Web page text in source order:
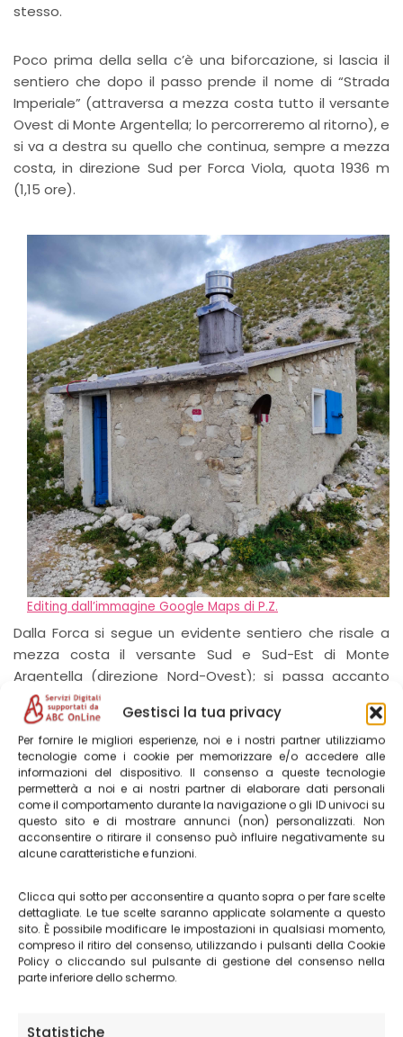
Gestisci la tua privacy
Per fornire le migliori esperienze, noi e i nostri partner utilizziamo
tecnologie come i cookie per memorizzare e/o accedere alle
informazioni del dispositivo. Il consenso a queste tecnologie
permetterà a noi e ai nostri partner di elaborare dati personali
come il comportamento durante la navigazione o gli ID univoci su
questo sito e di mostrare annunci (non) personalizzati. Non
acconsentire o ritirare il consenso può influire negativamente su
alcune caratteristiche e funzioni.
Clicca qui sotto per acconsentire a quanto sopra o per fare scelte
dettagliate. Le tue scelte saranno applicate solamente a questo
sito. È possibile modificare le impostazioni in qualsiasi momento,
compreso il ritiro del consenso, utilizzando i pulsanti della Cookie
Policy o cliccando sul pulsante di gestione del consenso nella
parte inferiore dello schermo.
Statistiche
stesso.
Poco prima della sella c’è una biforcazione, si lascia il
sentiero che dopo il passo prende il nome di “Strada
Imperiale” (attraversa a mezza costa tutto il versante
Ovest di Monte Argentella; lo percorreremo al ritorno), e
si va a destra su quello che continua, sempre a mezza
costa, in direzione Sud per Forca Viola, quota 1936 m
(1,15 ore).
Editing dall’immagine Google Maps di P.Z.
Dalla Forca si segue un evidente sentiero che risale a
mezza costa il versante Sud e Sud-Est di Monte
Argentella (direzione Nord-Ovest); si passa accanto
alla Fonte delle Fate 2002 m e al Casale dell’Argentella
2026 m, piccolo rifugio in una posizione molto
panoramica verso Castelluccio.
Dal Casale si può salire ancora per per un altro Km sul
sentiero, per poi abbandonarlo e risalire la scarpata
soprastante in un ripido pendio sassoso ed erboso fino
a raggiungere la vetta del Monte Argentella 2200 m
Tratto da:LE MIE PASSEGGIATE DA CASTELLUCCIO
Itinerari e sentieri nella zona di